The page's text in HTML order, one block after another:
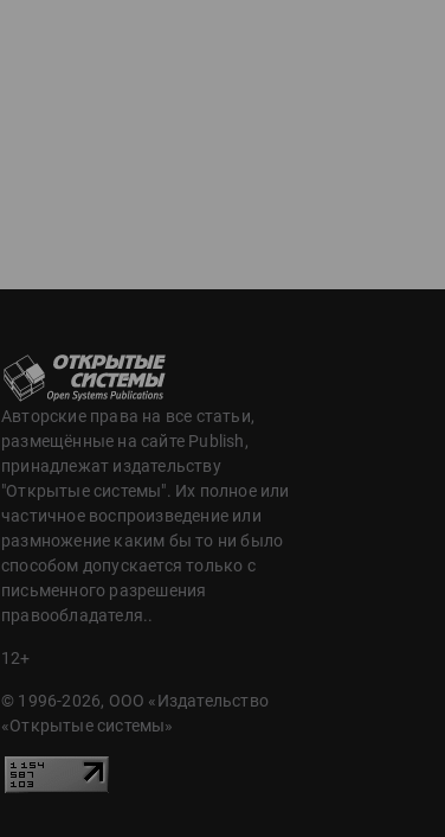
Авторские права на все статьи,
размещённые на сайте Publish,
принадлежат издательству
"Открытые системы". Их полное или
частичное воспроизведение или
размножение каким бы то ни было
способом допускается только с
письменного разрешения
правообладателя..
12+
© 1996-2026, ООО «Издательство
«Открытые системы»